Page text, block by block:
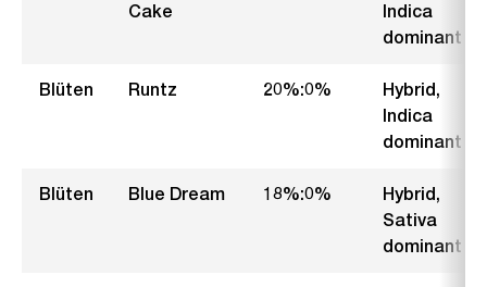
Cake
Indica
dominant
Blüten Runtz 20%:0%
Hybrid,
Indica
dominant
Blüten Blue Dream 18%:0%
Hybrid,
Sativa
dominant